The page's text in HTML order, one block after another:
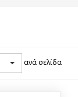
ανά σελίδα